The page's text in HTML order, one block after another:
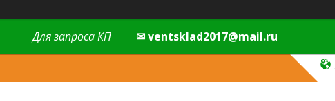
Для запроса КП ✉ ventsklad2017@mail.ru